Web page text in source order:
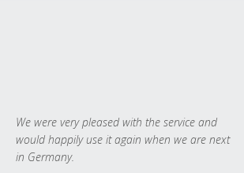
We were very pleased with the service and
would happily use it again when we are next
in Germany.